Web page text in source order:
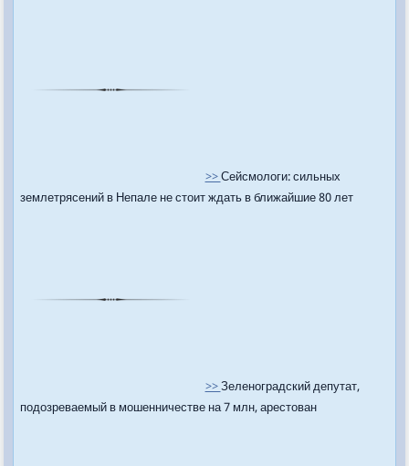
>>Сейсмологи: сильных
землетрясений в Непале не стоит ждать в ближайшие 80 лет
>>Зеленоградский депутат,
подозреваемый в мошенничестве на 7 млн, арестован